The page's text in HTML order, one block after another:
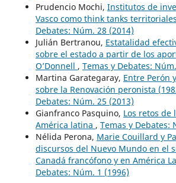
Prudencio Mochi, Institutos de
Vasco como think tanks territoriales
Debates: Núm. 28 (2014)
Julián Bertranou, Estatalidad
sobre el estado a partir de los
O’Donnell , Temas y Debates:
Martina Garategaray, Entre Perón
sobre la Renovación peronista
Debates: Núm. 25 (2013)
Gianfranco Pasquino, Los retos de
América latina , Temas y Debates:
Nélida Perona, Marie Couillard y
discursos del Nuevo Mundo en el
Canadá francófono y en América
Debates: Núm. 1 (1996)